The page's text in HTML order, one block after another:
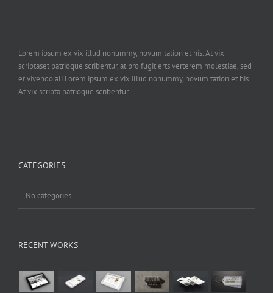
Lorem ipsum ex vix illud nonummy, novum tation et his. At vix
scriptaset patrioque scribentur, at pro fugit erts verterem molestiae, sed
et vivendo ali Lorem ipsum ex vix illud nonummy, novum tation et his.
At vix scripta patrioque scribentur...
CATEGORIES
No categories
RECENT WORKS